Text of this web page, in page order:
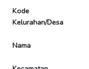
Kode
Kelurahan/Desa
Nama